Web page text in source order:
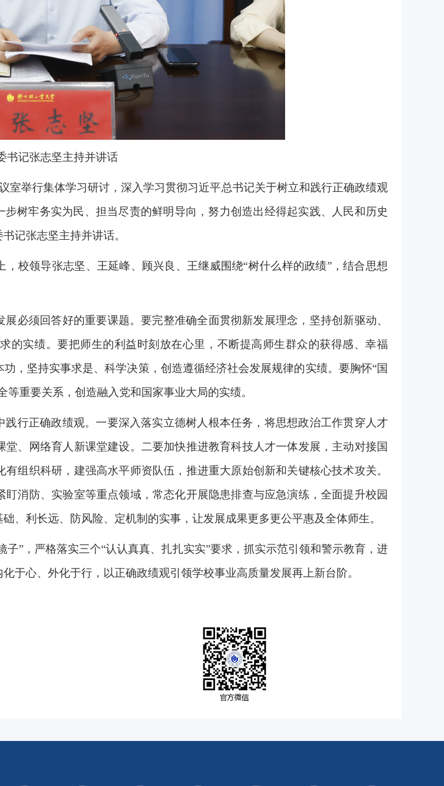
书记张志坚主持并讲话
室举行集体学习研讨，深入学习贯彻习近平总书记关于树立和践行正确政绩观
树牢务实为民、担当尽责的鲜明导向，努力创造出经得起实践、人民和历史
记张志坚主持并讲话。
校领导张志坚、王延峰、顾兴良、王继威围绕“树什么样的政绩”，结合思想
必须回答好的重要课题。要完整准确全面贯彻新发展理念，坚持创新驱动、
的实绩。要把师生的利益时刻放在心里，不断提高师生群众的获得感、幸福
，坚持实事求是、科学决策，创造遵循经济社会发展规律的实绩。要胸怀“国
重要关系，创造融入党和国家事业大局的实绩。
行正确政绩观。一要深入落实立德树人根本任务，将思想政治工作贯穿人才
、网络育人新课堂建设。二要加快推进教育科技人才一体发展，主动对接国
组织科研，建强高水平师资队伍，推进重大原始创新和关键核心技术攻关。
消防、实验室等重点领域，常态化开展隐患排查与应急演练，全面提升校园
、利长远、防风险、定机制的实事，让发展成果更多更公平惠及全体师生。
”，严格落实三个“认认真真、扎扎实实”要求，抓实示范引领和警示教育，进
于心、外化于行，以正确政绩观引领学校事业高质量发展再上新台阶。